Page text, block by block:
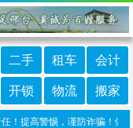
二手 租车 会计
开锁 物流 搬家
提高警惕，谨防诈骗！做推